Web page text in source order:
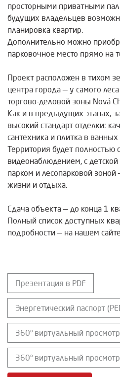
просторными приватными
будущих владельцев
планировка квартир.
Дополнительно можно
парковочное место прямо на
Проект расположен в тихом
центра города — у самого
торгово-деловой зоны Nová
Как и в предыдущих этапах,
высокий стандарт отделки:
сантехника и плитка в ванных
Территория будет полностью
видеонаблюдением, с
парком и лесопарковой
жизни и отдыха.
Сдача объекта — до конца 1
Полный список доступных
подробности — на нашем
Презентация в PDF
Энергетический паспорт
360° виртуальный просмотр
360° виртуальный просмотр